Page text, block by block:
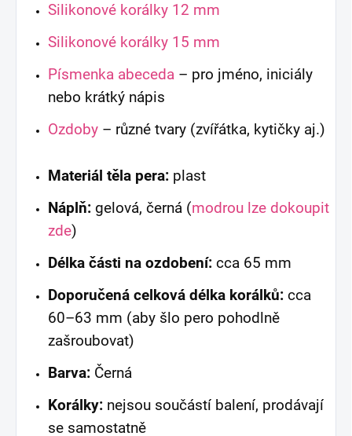
Silikonové korálky 12 mm
Silikonové korálky 15 mm
Písmenka abeceda – pro jméno, iniciály
nebo krátký nápis
Ozdoby – různé tvary (zvířátka, kytičky aj.)
Materiál těla pera: plast
Náplň: gelová, černá (modrou lze dokoupit
zde)
Délka části na ozdobení: cca 65 mm
Doporučená celková délka korálků: cca
60–63 mm (aby šlo pero pohodlně
zašroubovat)
Barva: Černá
Korálky: nejsou součástí balení, prodávají
se samostatně